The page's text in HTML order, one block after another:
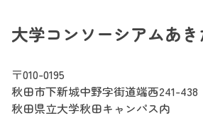
大学コンソーシアムあ
〒010-0195
秋田市下新城中野字街道端西241-438
秋田県立大学秋田キャンパス内